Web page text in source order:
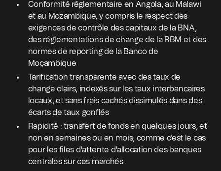
Conformité réglementaire en Angola, au Malawi
et au Mozambique, y compris le respect des
exigences de contrôle des capitaux de la BNA,
des réglementations de change de la RBM et des
normes de reporting de la Banco de
Moçambique
Tarification transparente avec des taux de
change clairs, indexés sur les taux interbancaires
locaux, et sans frais cachés dissimulés dans des
écarts de taux gonflés
Rapidité : transfert de fonds en quelques jours, et
non en semaines ou en mois, comme c'est le cas
pour les files d'attente d'allocation des banques
centrales sur ces marchés